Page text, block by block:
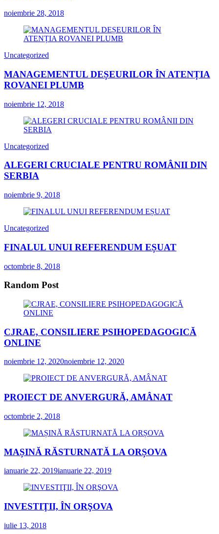
noiembrie 28, 2018
Uncategorized
MANAGEMENTUL DEȘEURILOR ÎN ATENȚIA
ROVANEI PLUMB
noiembrie 12, 2018
Uncategorized
ALEGERI CRUCIALE PENTRU ROMÂNII DIN
SERBIA
noiembrie 9, 2018
Uncategorized
FINALUL UNUI REFERENDUM EȘUAT
octombrie 8, 2018
Random Post
CJRAE, CONSILIERE PSIHOPEDAGOGICĂ
ONLINE
noiembrie 12, 2020noiembrie 12, 2020
PROIECT DE ANVERGURĂ, AMÂNAT
octombrie 2, 2018
MAȘINĂ RĂSTURNATĂ LA ORȘOVA
ianuarie 22, 2019ianuarie 22, 2019
INVESTIŢII, ÎN ORŞOVA
iulie 13, 2018